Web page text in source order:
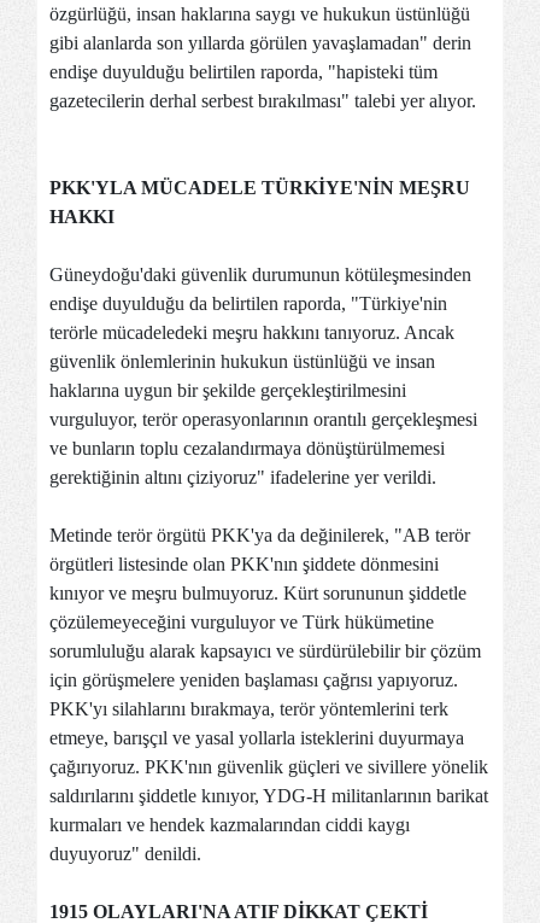
özgürlüğü, insan haklarına saygı ve hukukun üstünlüğü
gibi alanlarda son yıllarda görülen yavaşlamadan" derin
endişe duyulduğu belirtilen raporda, "hapisteki tüm
gazetecilerin derhal serbest bırakılması" talebi yer alıyor.
PKK'YLA MÜCADELE TÜRKİYE'NİN MEŞRU
HAKKI
Güneydoğu'daki güvenlik durumunun kötüleşmesinden
endişe duyulduğu da belirtilen raporda, "Türkiye'nin
terörle mücadeledeki meşru hakkını tanıyoruz. Ancak
güvenlik önlemlerinin hukukun üstünlüğü ve insan
haklarına uygun bir şekilde gerçekleştirilmesini
vurguluyor, terör operasyonlarının orantılı gerçekleşmesi
ve bunların toplu cezalandırmaya dönüştürülmemesi
gerektiğinin altını çiziyoruz" ifadelerine yer verildi.
Metinde terör örgütü PKK'ya da değinilerek, "AB terör
örgütleri listesinde olan PKK'nın şiddete dönmesini
kınıyor ve meşru bulmuyoruz. Kürt sorununun şiddetle
çözülemeyeceğini vurguluyor ve Türk hükümetine
sorumluluğu alarak kapsayıcı ve sürdürülebilir bir çözüm
için görüşmelere yeniden başlaması çağrısı yapıyoruz.
PKK'yı silahlarını bırakmaya, terör yöntemlerini terk
etmeye, barışçıl ve yasal yollarla isteklerini duyurmaya
çağırıyoruz. PKK'nın güvenlik güçleri ve sivillere yönelik
saldırılarını şiddetle kınıyor, YDG-H militanlarının barikat
kurmaları ve hendek kazmalarından ciddi kaygı
duyuyoruz" denildi.
1915 OLAYLARI'NA ATIF DİKKAT ÇEKTİ